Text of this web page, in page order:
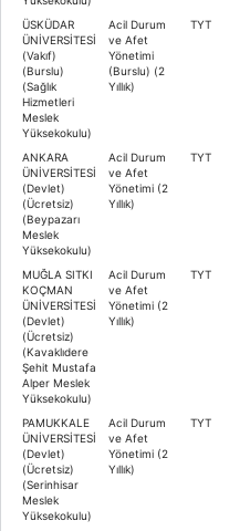
ÜSKÜDAR
ÜNİVERSİTESİ
(Vakıf)
(Burslu)
(Sağlık
Hizmetleri
Meslek
Yüksekokulu)
Acil Durum
ve Afet
Yönetimi
(Burslu) (2
Yıllık)
TYT
ANKARA
ÜNİVERSİTESİ
(Devlet)
(Ücretsiz)
(Beypazarı
Meslek
Yüksekokulu)
Acil Durum
ve Afet
Yönetimi (2
Yıllık)
TYT
MUĞLA SITKI
KOÇMAN
ÜNİVERSİTESİ
(Devlet)
(Ücretsiz)
(Kavaklıdere
Şehit Mustafa
Alper Meslek
Yüksekokulu)
Acil Durum
ve Afet
Yönetimi (2
Yıllık)
TYT
PAMUKKALE
ÜNİVERSİTESİ
(Devlet)
(Ücretsiz)
(Serinhisar
Meslek
Yüksekokulu)
Acil Durum
ve Afet
Yönetimi (2
Yıllık)
TYT